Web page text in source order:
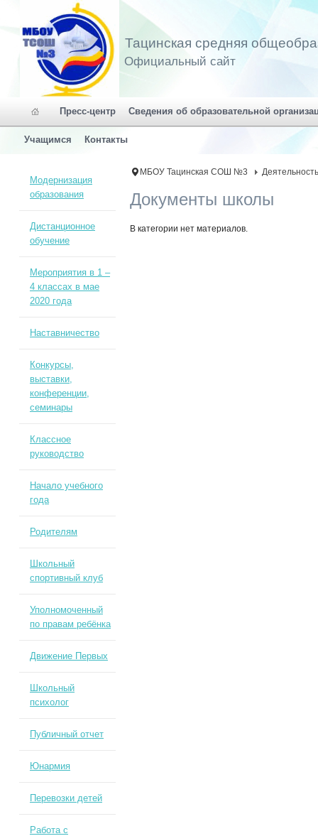
Тацинская средняя
Официальный сайт
Пресс-центр Сведения об образовательной
Учащимся Контакты
МБОУ Тацинская СОШ №3
Документы школы
В категории нет материалов.
Модернизация
образования
Дистанционное
обучение
Мероприятия в 1 –
4 классах в мае
2020 года
Наставничество
Конкурсы,
выставки,
конференции,
семинары
Классное
руководство
Начало учебного
года
Родителям
Школьный
спортивный клуб
Уполномоченный
по правам ребёнка
Движение Первых
Школьный
психолог
Публичный отчет
Юнармия
Перевозки детей
Работа с